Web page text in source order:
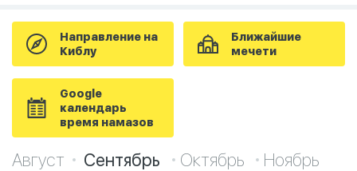
Направление на
Киблу
Ближайшие
мечети
Google
календарь
время намазов
Август Сентябрь Октябрь Ноябрь